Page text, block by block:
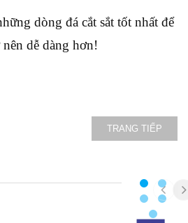
dòng đá cắt sắt tốt nhất để
dễ dàng hơn!
TRANG TIẾP